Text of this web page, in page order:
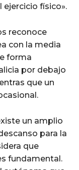
físico».
reconoce
con la media
forma
por debajo
que un
un amplio
para la
que
fundamental.